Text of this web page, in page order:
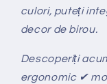
culori, puteți
decor de birou.
Descoperiți
ergonomic ✔